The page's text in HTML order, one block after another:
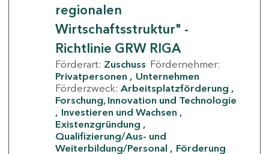
regionalen
Wirtschaftsstruktur" -
Richtlinie GRW RIGA
Förderart: Zuschuss Fördernehmer:
Privatpersonen
Unternehmen
Förderzweck: Arbeitsplatzförderung
Forschung, Innovation und Technologie
Investieren und Wachsen
Existenzgründung
Qualifizierung/Aus- und
Weiterbildung/Personal
Förderung